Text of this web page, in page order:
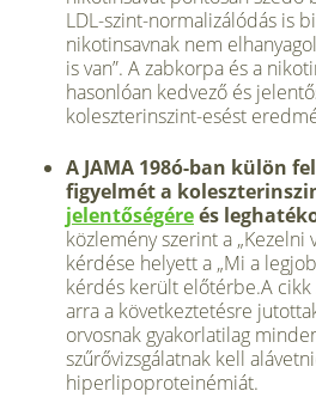
LDL-szint-normalizálódás is
nikotinsavnak nem
is van”. A zabkorpa és a
hasonlóan kedvező és
koleszterinszint-esést
A JAMA 198ó-ban külön
figyelmét a
jelentőségéreés
közlemény szerint a „Kezelni
kérdése helyett a „Mi a
kérdés került előtérbe.A cikk
arra a következtetésre
orvosnak gyakorlatilag
szűrővizsgálatnak kell
hiperlipoproteinémiát.